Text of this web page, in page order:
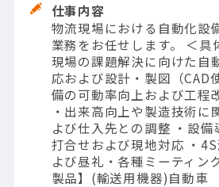
仕事内容
物流現場における自動化設
業務をお任せします。 ＜具
現場の課題解決に向けた自
応および設計・製図（CAD
備の可動率向上および工程
・出来高向上や製造技術に
よび仕入先との調整 ・設備
打合せおよび現地対応 ・
よび昼礼・各種ミーティン
製品】(輸送用機器)自動車